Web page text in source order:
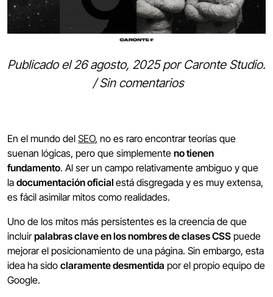
Publicado el26 agosto, 2025porCaronte Studio.
/Sin comentarios
En el mundo del SEO, no es raro encontrar teorías que
suenan lógicas, pero que simplemente no tienen
fundamento. Al ser un campo relativamente ambiguo y que
la documentación oficial está disgregada y es muy extensa,
es fácil asimilar mitos como realidades.
Uno de los mitos más persistentes es la creencia de que
incluirpalabras clave en los nombres de clases CSS puede
mejorar el posicionamiento de una página. Sin embargo, esta
idea ha sido claramente desmentida por el propio equipo de
Google.